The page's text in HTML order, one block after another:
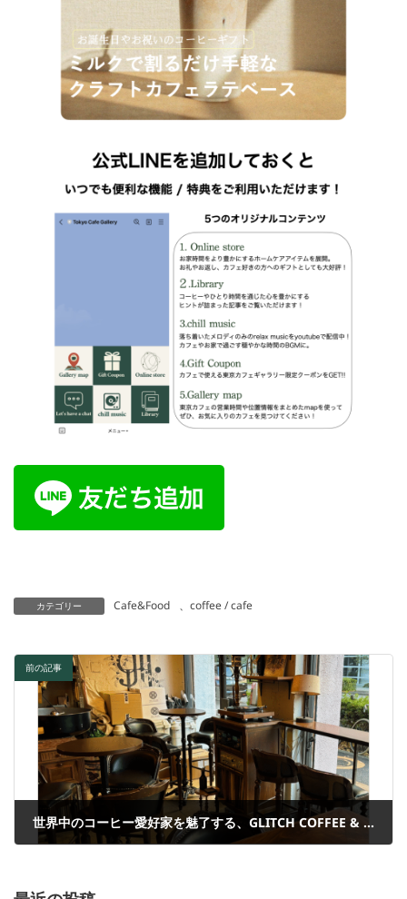
カテゴリー Cafe&Food coffee / cafe
前の記事
世界中のコーヒー愛好家を魅了する、GLITCH COFFEE & ROASTERS